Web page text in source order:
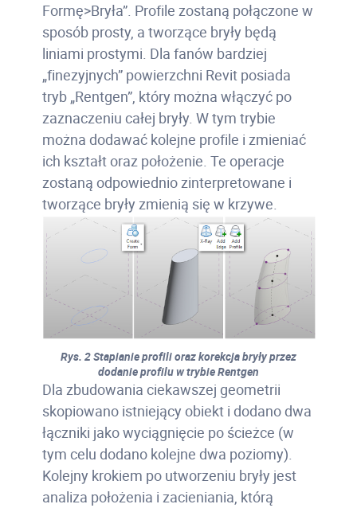
Formę>Bryła”. Profile zostaną połączone w
sposób prosty, a tworzące bryły będą
liniami prostymi. Dla fanów bardziej
„finezyjnych” powierzchni Revit posiada
tryb „Rentgen”, który można włączyć po
zaznaczeniu całej bryły. W tym trybie
można dodawać kolejne profile i zmieniać
ich kształt oraz położenie. Te operacje
zostaną odpowiednio zinterpretowane i
tworzące bryły zmienią się w krzywe.
Rys. 2 Stapianie profili oraz korekcja bryły przez
dodanie profilu w trybie Rentgen
Dla zbudowania ciekawszej geometrii
skopiowano istniejący obiekt i dodano dwa
łączniki jako wyciągnięcie po ścieżce (w
tym celu dodano kolejne dwa poziomy).
Kolejny krokiem po utworzeniu bryły jest
analiza położenia i zacieniania, którą